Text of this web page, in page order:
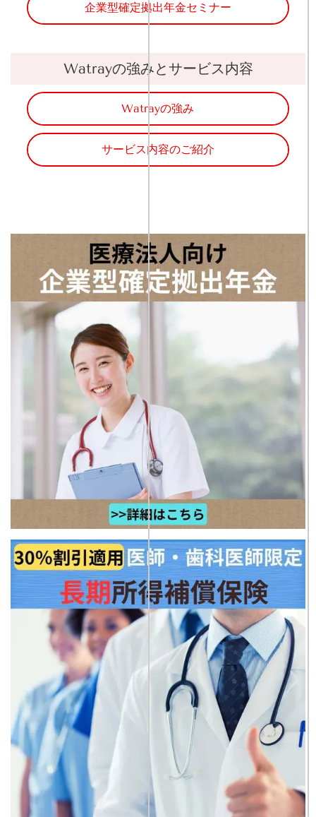
企業型確定拠出年金セミナー
Watrayの強みとサービス内容
Watrayの強み
サービス内容のご紹介